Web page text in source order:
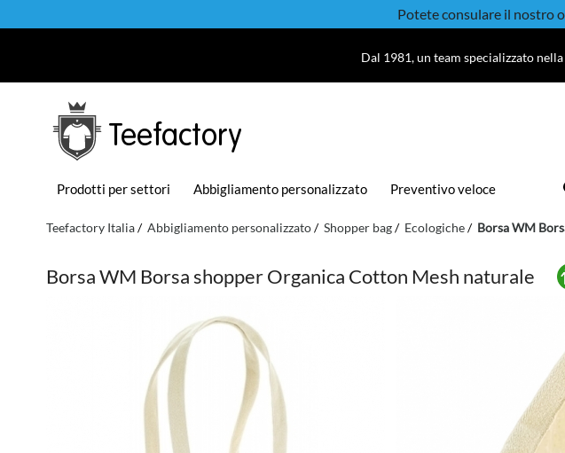
Potete consulare il nostro
Dal 1981, un team specializzato
Teefactory
Prodotti per settori Abbigliamento personalizzato Preventivo veloce
Teefactory Italia Abbigliamento personalizzato Shopper bag Ecologiche Borsa WM
Borsa WM Borsa shopper Organica Cotton Mesh naturale